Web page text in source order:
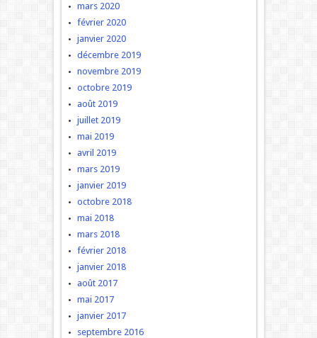
mars 2020
février 2020
janvier 2020
décembre 2019
novembre 2019
octobre 2019
août 2019
juillet 2019
mai 2019
avril 2019
mars 2019
janvier 2019
octobre 2018
mai 2018
mars 2018
février 2018
janvier 2018
août 2017
mai 2017
janvier 2017
septembre 2016